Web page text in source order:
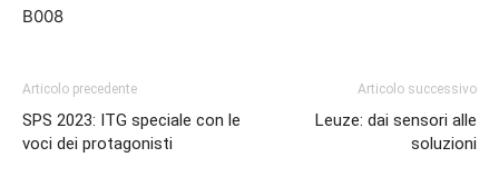
B008
Articolo precedente
SPS 2023: ITG speciale con le
voci dei protagonisti
Articolo successivo
Leuze: dai sensori alle
soluzioni